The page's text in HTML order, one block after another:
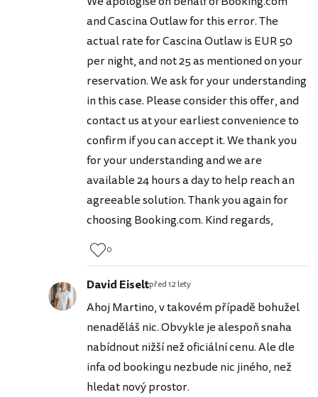
and Cascina Outlaw for this error. The
actual rate for Cascina Outlaw is EUR 50
per night, and not 25 as mentioned on your
reservation. We ask for your understanding
in this case. Please consider this offer, and
contact us at your earliest convenience to
confirm if you can accept it. We thank you
for your understanding and we are
available 24 hours a day to help reach an
agreeable solution. Thank you again for
choosing Booking.com. Kind regards,
0
David Eiseltpřed 12 lety
Ahoj Martino, v takovém případě bohužel
nenaděláš nic. Obvykle je alespoň snaha
nabídnout nižší než oficiální cenu. Ale dle
infa od bookingu nezbude nic jiného, než
hledat nový prostor.